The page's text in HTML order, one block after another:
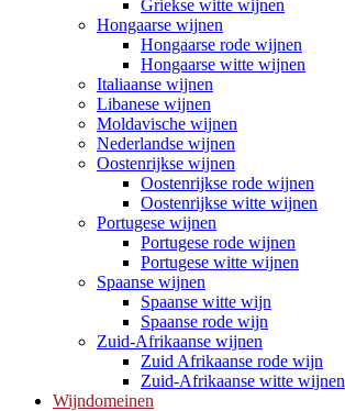
Griekse witte wijnen
Hongaarse wijnen
Hongaarse rode wijnen
Hongaarse witte wijnen
Italiaanse wijnen
Libanese wijnen
Moldavische wijnen
Nederlandse wijnen
Oostenrijkse wijnen
Oostenrijkse rode wijnen
Oostenrijkse witte wijnen
Portugese wijnen
Portugese rode wijnen
Portugese witte wijnen
Spaanse wijnen
Spaanse witte wijn
Spaanse rode wijn
Zuid-Afrikaanse wijnen
Zuid Afrikaanse rode wijn
Zuid-Afrikaanse witte wijnen
Wijndomeinen